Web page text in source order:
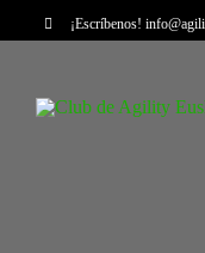
al
¡Escríbenos!